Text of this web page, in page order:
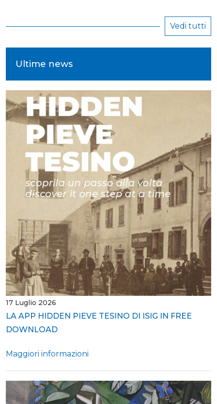
Vedi tutti
Ultime news
17 Luglio 2026
LA APP HIDDEN PIEVE TESINO DI ISIG IN FREE
DOWNLOAD
Maggiori informazioni